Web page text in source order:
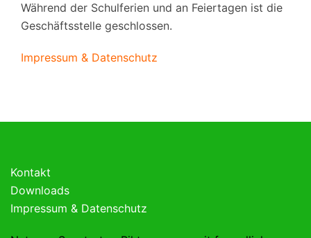
Während der Schulferien und an Feiertagen ist die
Geschäftsstelle geschlossen.
Impressum & Datenschutz
Kontakt
Downloads
Impressum & Datenschutz